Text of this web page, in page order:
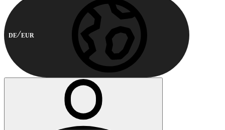
DE EUR